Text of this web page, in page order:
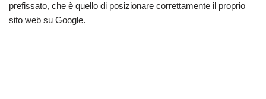
prefissato, che è quello di posizionare correttamente il proprio
sito web su Google.